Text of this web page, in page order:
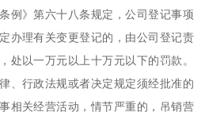
例》第六十八条规定，公司登记事项
办理有关变更登记的，由公司登记责
处以一万元以上十万元以下的罚款。
、行政法规或者决定规定须经批准的
相关经营活动，情节严重的，吊销营